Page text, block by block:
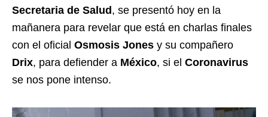
Secretaria de Salud , se presentó hoy en la
mañanera para revelar que está en charlas finales
con el oficial Osmosis Jones y su compañero
Drix, para defiender a México, si el Coronavirus
se nos pone intenso.